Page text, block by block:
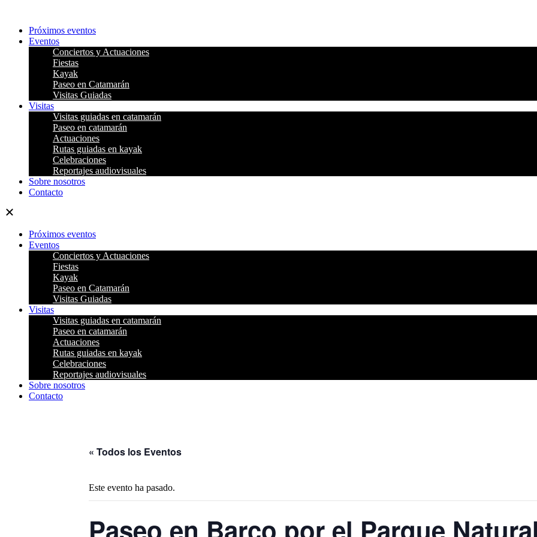
contenidoPróximos eventos
Eventos
Conciertos y Actuaciones
Fiestas
Kayak
Paseo en Catamarán
Visitas Guiadas
Visitas
Visitas guiadas en catamarán
Paseo en catamarán
Actuaciones
Rutas guiadas en kayak
Celebraciones
Reportajes audiovisuales
Sobre nosotros
Contacto
Próximos eventos
Eventos
Conciertos y Actuaciones
Fiestas
Kayak
Paseo en Catamarán
Visitas Guiadas
Visitas
Visitas guiadas en catamarán
Paseo en catamarán
Actuaciones
Rutas guiadas en kayak
Celebraciones
Reportajes audiovisuales
Sobre nosotros
Contacto
« Todos los Eventos
Este evento ha pasado.
Paseo en Barco por el Parque